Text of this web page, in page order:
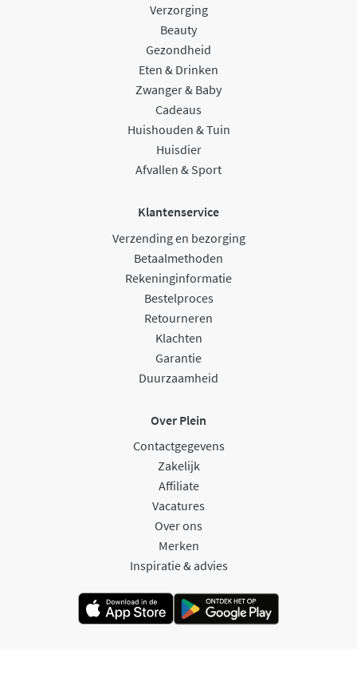
Verzorging
Beauty
Gezondheid
Eten & Drinken
Zwanger & Baby
Cadeaus
Huishouden & Tuin
Huisdier
Afvallen & Sport
Klantenservice
Verzending en bezorging
Betaalmethoden
Rekeninginformatie
Bestelproces
Retourneren
Klachten
Garantie
Duurzaamheid
Over Plein
Contactgegevens
Zakelijk
Affiliate
Vacatures
Over ons
Merken
Inspiratie & advies